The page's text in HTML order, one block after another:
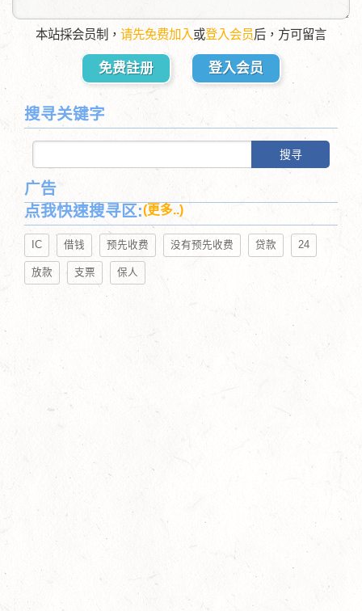
本站採会员制， 请先免费加入或登入会员后，方可留言
免费註册 登入会员
搜寻关键字
搜寻
广告
点我快速搜寻区:(更多..)
IC 借钱 预先收费 没有预先收费 贷款 24
放款 支票 保人